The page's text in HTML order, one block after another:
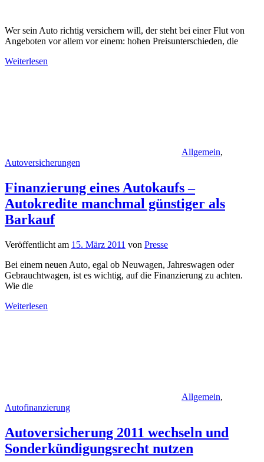
Wer sein Auto richtig versichern will, der steht bei einer Flut von
Angeboten vor allem vor einem: hohen Preisunterschieden, die
Weiterlesen
Allgemein,
Autoversicherungen
Finanzierung eines Autokaufs –
Autokredite manchmal günstiger als
Barkauf
Veröffentlicht am 15. März 2011 von Presse
Bei einem neuen Auto, egal ob Neuwagen, Jahreswagen oder
Gebrauchtwagen, ist es wichtig, auf die Finanzierung zu achten.
Wie die
Weiterlesen
Allgemein,
Autofinanzierung
Autoversicherung 2011 wechseln und
Sonderkündigungsrecht nutzen